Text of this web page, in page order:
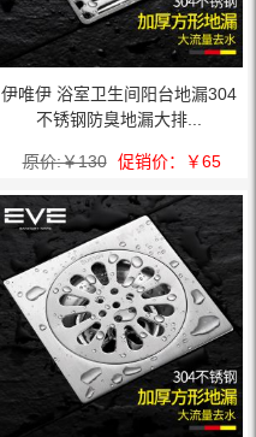
伊唯伊 浴室卫生间阳台地漏304
不锈钢防臭地漏大排...
原价:￥130 促销价：￥65